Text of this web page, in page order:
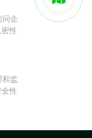
问企
性
监
性